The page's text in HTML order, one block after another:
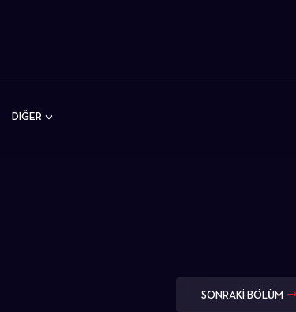
DİĞER
SONRAKİ BÖLÜM